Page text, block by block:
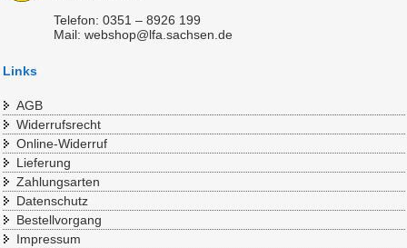
Telefon: 0351 – 8926 199
Mail: webshop@lfa.sachsen.de
Links
AGB
Widerrufsrecht
Online-Widerruf
Lieferung
Zahlungsarten
Datenschutz
Bestellvorgang
Impressum